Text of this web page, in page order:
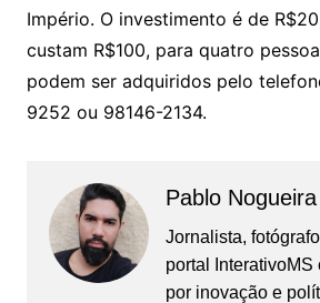
Império. O investimento é de
custam R$100, para quatro
podem ser adquiridos pelo
9252 ou 98146-2134.
Pablo Nogueira
Jornalista,
portal
por inovação e